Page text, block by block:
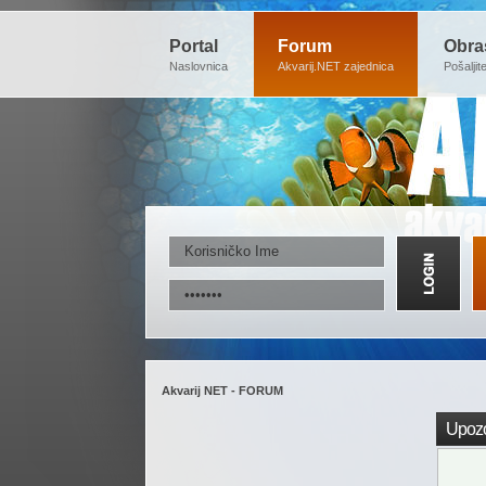
Portal
Naslovnica
Forum
Akvarij.NET zajednica
Akvarij NET - FORUM